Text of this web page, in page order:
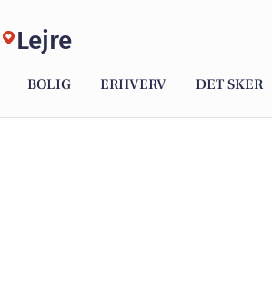
Lejre
BOLIG ERHVERV DET SKER